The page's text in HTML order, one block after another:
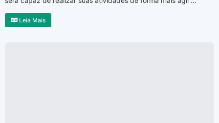
Leia Mais